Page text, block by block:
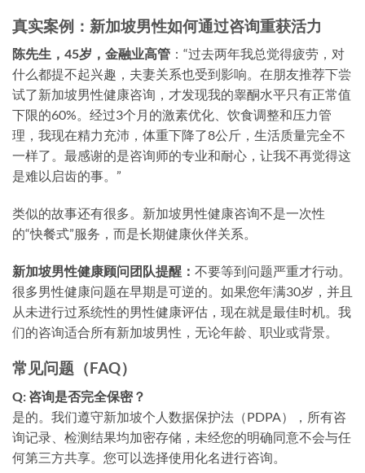
真实案例：新加坡男性如何通过咨询重获活力
陈先生，45岁，金融业高管 ：“过去两年我总觉得疲劳，对
什么都提不起兴趣，夫妻关系也受到影响。在朋友推荐下尝
试了新加坡男性健康咨询，才发现我的睾酮水平只有正常值
下限的60%。经过3个月的激素优化、饮食调整和压力管
理，我现在精力充沛，体重下降了8公斤，生活质量完全不
一样了。最感谢的是咨询师的专业和耐心，让我不再觉得这
是难以启齿的事。”
类似的故事还有很多。新加坡男性健康咨询不是一次性
的“快餐式”服务，而是长期健康伙伴关系。
新加坡男性健康顾问团队提醒： 不要等到问题严重才行动。
很多男性健康问题在早期是可逆的。如果您年满30岁，并且
从未进行过系统性的男性健康评估，现在就是最佳时机。我
们的咨询适合所有新加坡男性，无论年龄、职业或背景。
常见问题（FAQ）
Q: 咨询是否完全保密？
是的。我们遵守新加坡个人数据保护法（PDPA），所有咨
询记录、检测结果均加密存储，未经您的明确同意不会与任
何第三方共享。您可以选择使用化名进行咨询。